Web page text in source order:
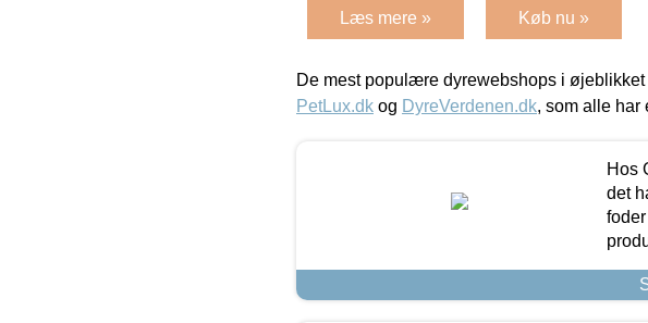
Læs mere » Køb nu »
De mest populære dyrewebshops i øjeblikket
PetLux.dk og DyreVerdenen.dk, som alle har
Hos
det